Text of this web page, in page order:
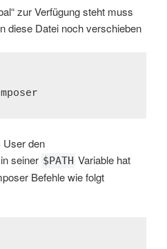
zur Verfügung steht muss
diese Datei noch verschieben
User den
in seiner $PATH Variable hat
Befehle wie folgt